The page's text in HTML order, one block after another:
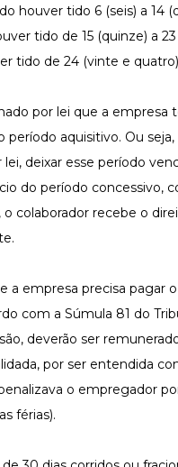
houver tido 6 (seis) a 14
tido de 15 (quinze) a
tido de 24 (vinte e
por lei que a empresa
período aquisitivo. Ou
deixar esse período
do período concessivo,
colaborador recebe o
a empresa precisa pagar
com a Súmula 81 do
deverão ser
, por ser entendida
o empregador
férias).